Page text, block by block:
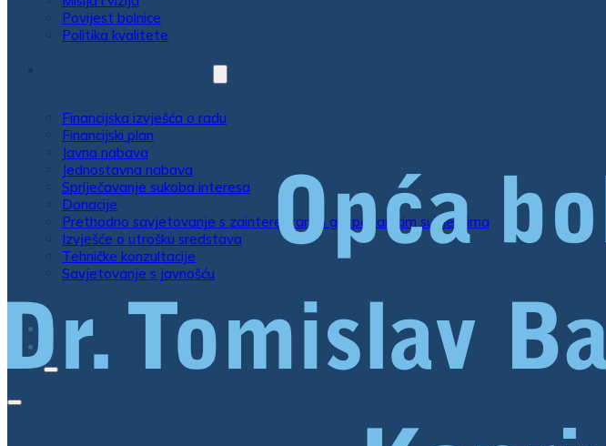
Povijest bolnice
Politika kvalitete
Financijska izvješća o radu
Financijski plan
Javna nabava
Jednostavna nabava
Spriječavanje sukoba interesa
Donacije
Prethodno savjetovanje s zainteresiranim gospodarskim subjektima
Izvješće o utrošku sredstava
Tehničke konzultacije
Savjetovanje s javnošću
LISTE ČEKANJA
EU PROJEKTI
KONTAKT